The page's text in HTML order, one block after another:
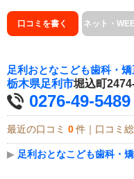
口コミを書く ネット・
足利おとなこども歯科・
栃木県足利市堀込町
0276-49-5489
最近の口コミ 0 件｜口コミ
▶ 足利おとなこども歯科・